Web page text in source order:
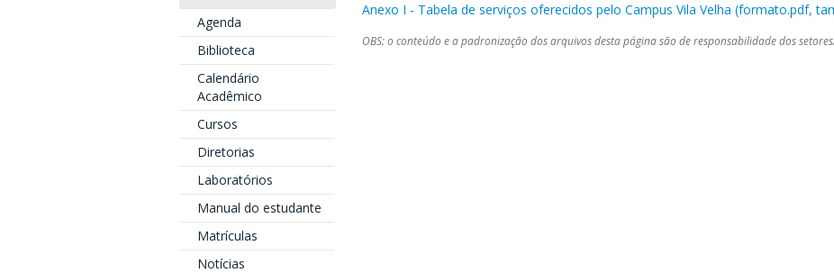
Agenda
Biblioteca
Calendário
Acadêmico
Cursos
Diretorias
Laboratórios
Manual do estudante
Matrículas
Notícias
Anexo I - Tabela de serviços oferecidos pelo Campus Vila Velha (formato.pdf,
OBS: o conteúdo e a padronização dos arquivos desta página são de responsabilidade dos